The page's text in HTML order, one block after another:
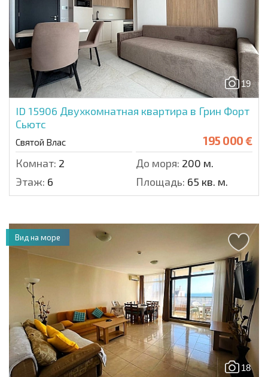
19
ID 15906 Двухкомнатная квартира в Грин Форт
Сьютс
Святой Влас 195 000 €
Комнат: 2 До моря: 200 м.
Этаж: 6 Площадь: 65 кв. м.
18
Вид на море